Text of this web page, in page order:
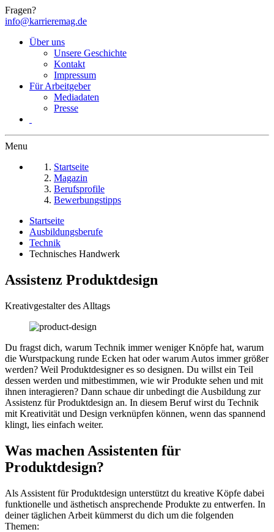
Fragen?
info@karrieremag.de
Über uns
Unsere Geschichte
Kontakt
Impressum
Für Arbeitgeber
Mediadaten
Presse
Menu
Startseite
Magazin
Berufsprofile
Bewerbungstipps
Startseite
Ausbildungsberufe
Technik
Technisches Handwerk
Assistenz Produktdesign
Kreativgestalter des Alltags
Du fragst dich, warum Technik immer weniger Knöpfe hat, warum
die Wurstpackung runde Ecken hat oder warum Autos immer größer
werden? Weil Produktdesigner es so designen. Du willst ein Teil
dessen werden und mitbestimmen, wie wir Produkte sehen und mit
ihnen interagieren? Dann schaue dir unbedingt die Ausbildung zur
Assistenz für Produktdesign an. In diesem Beruf wirst du Technik
mit Kreativität und Design verknüpfen können, wenn das spannend
klingt, lies einfach weiter.
Was machen Assistenten für
Produktdesign?
Als Assistent für Produktdesign unterstützt du kreative Köpfe dabei
funktionelle und ästhetisch ansprechende Produkte zu entwerfen. In
deiner täglichen Arbeit kümmerst du dich um die folgenden
Themen: